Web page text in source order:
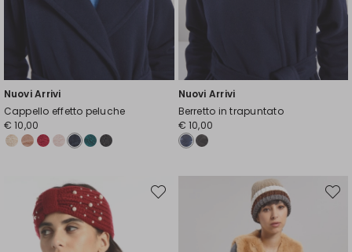
Nuovi Arrivi
Cappello effetto peluche
€ 10,00
Nuovi Arrivi
Berretto in trapuntato
€ 10,00
Sposta